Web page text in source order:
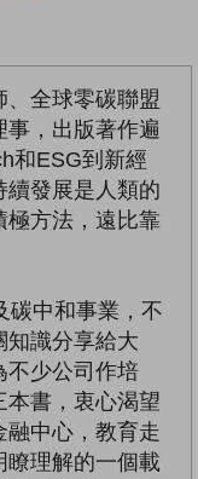
全球零碳聯盟
，出版著作遍
和ESG到新經
續發展是人類的
極方法，遠比靠
碳中和事業，不
知識分享給大
不少公司作培
本書，衷心渴望
融中心，教育走
瞭理解的一個載